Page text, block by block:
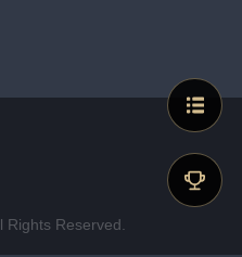
Rights Reserved.